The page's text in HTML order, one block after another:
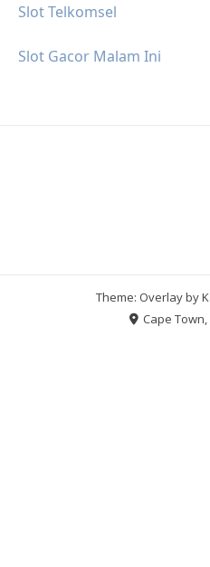
Slot Telkomsel
Slot Gacor Malam Ini
Theme: Overlay by
Cape